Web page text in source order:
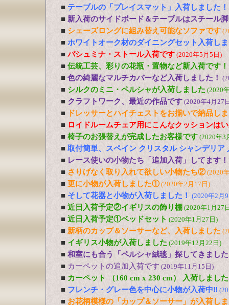
■ テーブルの「プレイスマット」入荷しました！
■ 新入荷のサイドボード＆テーブルはスチール
■ シェーズロングに組み替え可能なソファです
■ ホワイトオーク材のダイニングセット入荷し
■ パシュミナ・ストール入荷です (2020年5月5日)
■ 伝統工芸、彩りの花瓶・置物など新入荷です！
■ 色の綺麗なマルチカバーなど入荷しました！
■ シルクのミニ・ペルシャが入荷しました (2020
■ クラフトワーク、最近の作品です (2020年4月27
■
ドレッサーとハイチェストをお揃いで納品し
■ ロイドルームチェア用にこんなクッションは
■ 椅子のお張替えが完成したお客様です (2020年3
■ 取付簡単、スペイン クリスタル シャンデリア
■ レース使いの小物たち「追加入荷」してます！
■ さりげなく取り入れて欲しい小物たち②(2020
■ 更に小物が入荷しました①(2020年2月17日)
■ そして花器と小物が入荷しました！ (2020年2月
■ 近日入荷予定②イギリスの飾り棚 (2020年1月27
■ 近日入荷予定①ベッドセット (2020年1月27日)
■ 新柄のカップ＆ソーサーなど、入荷しました
■ イギリス小物が入荷しました (2019年12月22日)
■ 和室にも合う「ペルシャ絨毯」探してきまし
■ カーペットの追加入荷です (2019年11月15日)
■ カーペット （160 cm x 230 cm） 入荷しました
■ フレンチ・グレー色を中心に小物が入荷中‼
■ お花柄模様の「カップ＆ソーサー」が入荷し